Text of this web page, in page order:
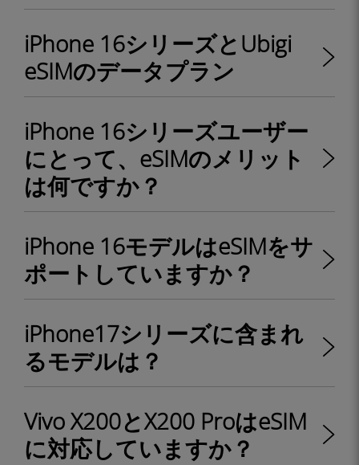
iPhone 16シリーズとUbigi
eSIMのデータプラン
iPhone 16シリーズユーザー
にとって、eSIMのメリット
は何ですか？
iPhone 16モデルはeSIMをサ
ポートしていますか？
iPhone17シリーズに含まれ
るモデルは？
Vivo X200とX200 ProはeSIM
に対応していますか？